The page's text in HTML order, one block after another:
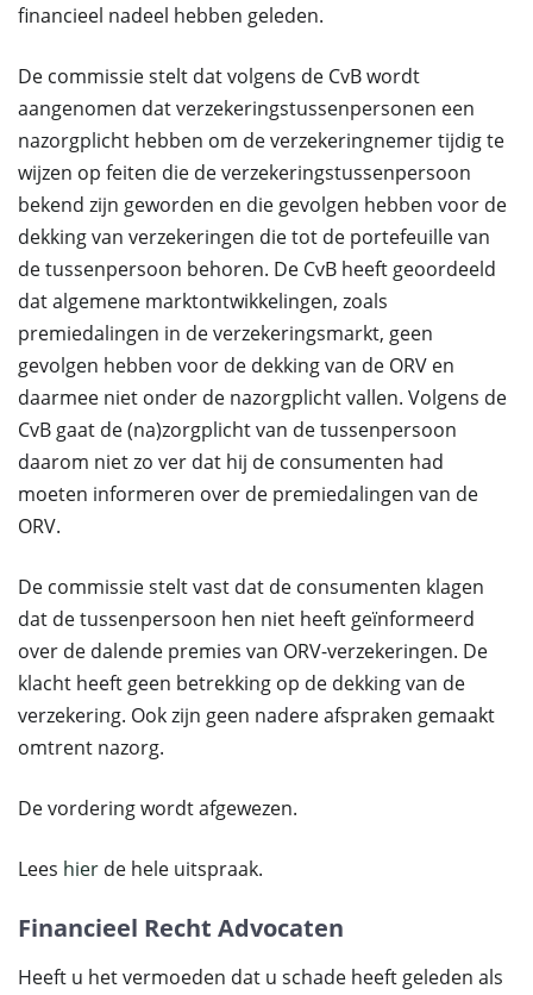
financieel nadeel hebben geleden.
De commissie stelt dat volgens de CvB wordt
aangenomen dat verzekeringstussenpersonen een
nazorgplicht hebben om de verzekeringnemer tijdig te
wijzen op feiten die de verzekeringstussenpersoon
bekend zijn geworden en die gevolgen hebben voor de
dekking van verzekeringen die tot de portefeuille van
de tussenpersoon behoren. De CvB heeft geoordeeld
dat algemene marktontwikkelingen, zoals
premiedalingen in de verzekeringsmarkt, geen
gevolgen hebben voor de dekking van de ORV en
daarmee niet onder de nazorgplicht vallen. Volgens de
CvB gaat de (na)zorgplicht van de tussenpersoon
daarom niet zo ver dat hij de consumenten had
moeten informeren over de premiedalingen van de
ORV.
De commissie stelt vast dat de consumenten klagen
dat de tussenpersoon hen niet heeft geïnformeerd
over de dalende premies van ORV-verzekeringen. De
klacht heeft geen betrekking op de dekking van de
verzekering. Ook zijn geen nadere afspraken gemaakt
omtrent nazorg.
De vordering wordt afgewezen.
Lees hier de hele uitspraak.
Financieel Recht Advocaten
Heeft u het vermoeden dat u schade heeft geleden als